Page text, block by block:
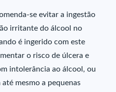
se evitar a ingestão
irritante do álcool no
é ingerido com este
o risco de úlcera e
intolerância ao álcool, ou
mesmo a pequenas